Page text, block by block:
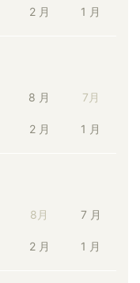
2 月 1 月
8 月 7月
2 月 1 月
8月 7 月
2 月 1 月